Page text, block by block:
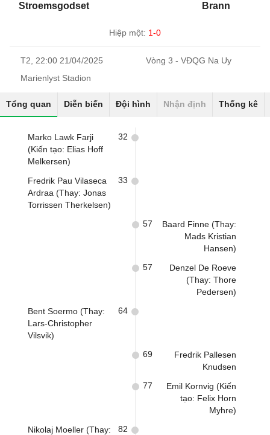
Stroemsgodset Brann
Hiệp một: 1-0
T2, 22:00 21/04/2025
Vòng 3 - VĐQG Na Uy
Marienlyst Stadion
Tổng quan Diễn biến Đội hình Nhận định Thống kê
Marko Lawk Farji
(Kiến tạo: Elias Hoff
Melkersen)
32
Fredrik Pau Vilaseca
Ardraa (Thay: Jonas
Torrissen Therkelsen)
33
Baard Finne (Thay:
Mads Kristian
Hansen)
57
Denzel De Roeve
(Thay: Thore
Pedersen)
57
Bent Soermo (Thay:
Lars-Christopher
Vilsvik)
64
Fredrik Pallesen
Knudsen
69
Emil Kornvig (Kiến
tạo: Felix Horn
Myhre)
77
Nikolaj Moeller (Thay:
82